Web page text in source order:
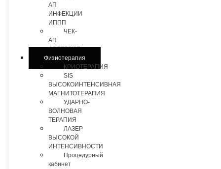
АП
ИНФЕКЦИИ
ИППП
ЧЕК-
АП
АЛЛЕРГИЯ
Физиотерапия
КРИОТЕРАПИЯ
SIS
ВЫСОКОИНТЕНСИВНАЯ
МАГНИТОТЕРАПИЯ
УДАРНО-
ВОЛНОВАЯ
ТЕРАПИЯ
ЛАЗЕР
ВЫСОКОЙ
ИНТЕНСИВНОСТИ
Процедурный
кабинет